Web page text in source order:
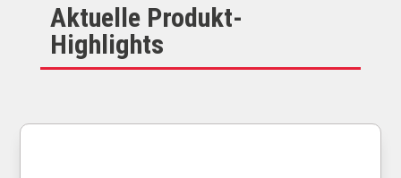
Aktuelle Produkt-
Highlights